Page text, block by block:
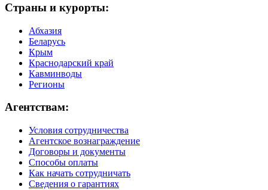
Страны и курорты:
Абхазия
Беларусь
Крым
Краснодарский край
Кавминводы
Регионы
Агентствам:
Условия сотрудничества
Агентское вознаграждение
Договоры и документы
Способы оплаты
Как начать сотрудничать
Сведения о гарантиях